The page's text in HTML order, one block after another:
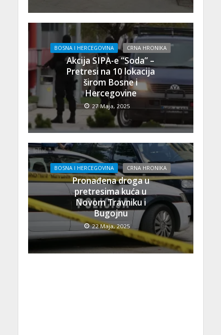
BOSNA I HERCEGOVINA CRNA HRONIKA
Akcija SIPA-e “Soda” –
Pretresi na 10 lokacija
širom Bosne i
Hercegovine
27 Maja, 2025
BOSNA I HERCEGOVINA CRNA HRONIKA
Pronađena droga u
pretresima kuća u
Novom Travniku i
Bugojnu
22 Maja, 2025